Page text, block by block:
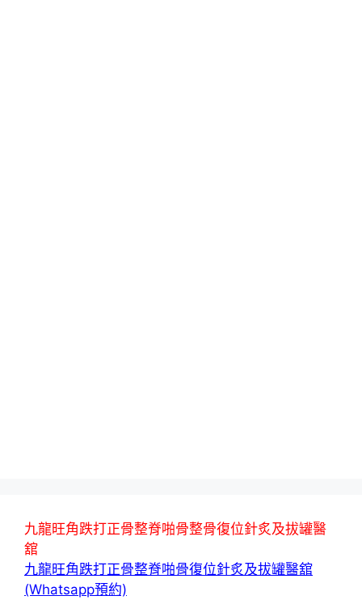
九龍旺角跌打正骨整脊啪骨整骨復位針炙及拔罐醫
舘
九龍旺角跌打正骨整脊啪骨復位針炙及拔罐醫舘
(Whatsapp預約)